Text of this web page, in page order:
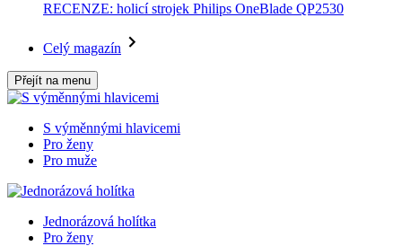
RECENZE: holicí strojek Philips OneBlade QP2530
Celý magazín
Přejít na menu
S výměnnými hlavicemi
Pro ženy
Pro muže
Jednorázová holítka
Pro ženy